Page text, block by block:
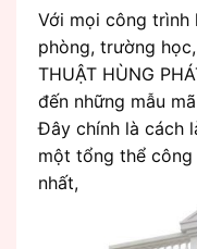
Với mọi công trình
phòng, trường
THUẬT HÙNG
đến những mẫu
Đây chính là cách
một tổng thể
nhất,